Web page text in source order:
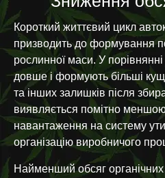
Короткий життєвий цикл
призводить до формування
рослинної маси. У
довше і формують більші
та інших залишків після
виявляється помітно
навантаження на систему
організацію виробничого
Найменший обсяг